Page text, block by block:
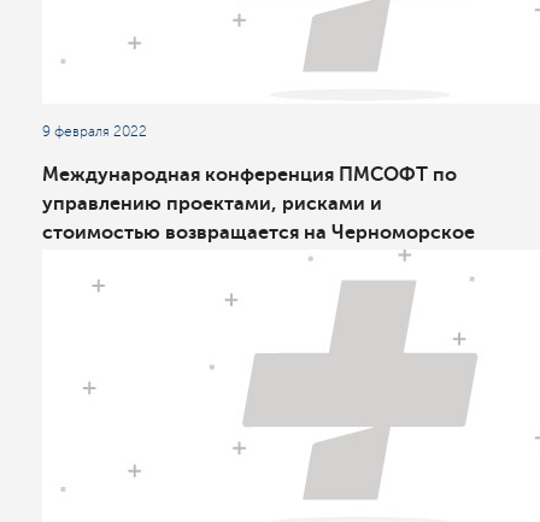
9 февраля 2022
Международная конференция ПМСОФТ по
управлению проектами, рисками и
стоимостью возвращается на Черноморское